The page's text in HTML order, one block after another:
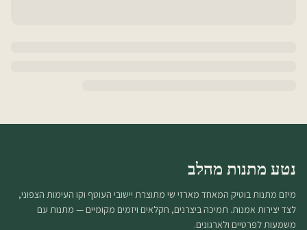
נטע מתנות מהלב
מיזם מתנות בוטיק המאחד מארזי שי מתוצרת יישובי העוטף וקו העימות הצפוני,
לצד יצירות אמנות. תמיכה ביצרנים, חקלאים ויזמים מקומיים — מתנות עם
משמעות לפרטיים ולארגונים.